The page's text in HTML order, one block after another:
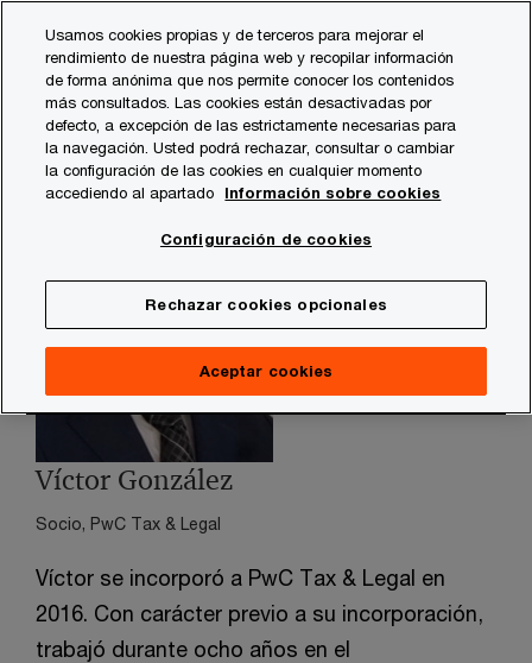
content
footer
contacts
Víctor González
Socio, PwC Tax & Legal
Víctor se incorporó a PwC Tax & Legal en
2016. Con carácter previo a su incorporación,
trabajó durante ocho años en el
Usamos cookies propias y de terceros para mejorar el
rendimiento de nuestra página web y recopilar información
de forma anónima que nos permite conocer los contenidos
más consultados. Las cookies están desactivadas por
defecto, a excepción de las estrictamente necesarias para
la navegación. Usted podrá rechazar, consultar o cambiar
la configuración de las cookies en cualquier momento
accediendo al apartado
Información sobre cookies
Configuración de cookies
Rechazar cookies opcionales
Aceptar cookies